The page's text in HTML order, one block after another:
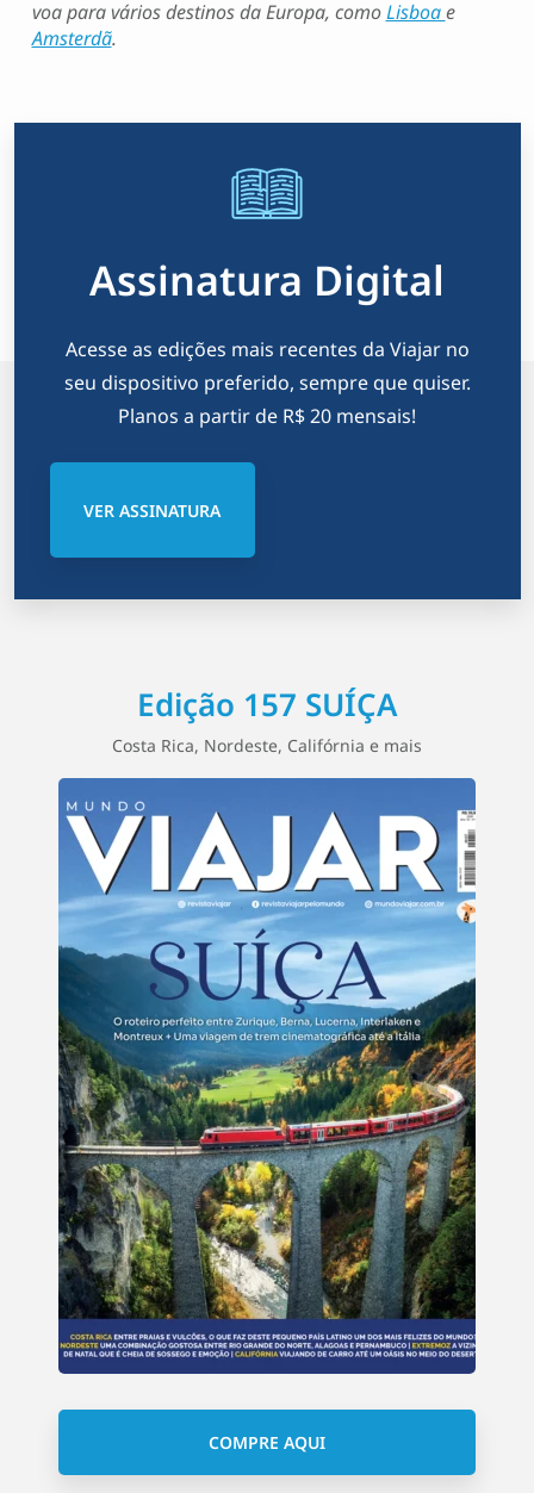
voa para vários destinos da Europa, comoLisboae
Amsterdã.
Assinatura Digital
Acesse as edições mais recentes da Viajar no
seu dispositivo preferido, sempre que quiser.
Planos a partir de R$ 20 mensais!
VER ASSINATURA
Edição 157 SUÍÇA
Costa Rica, Nordeste, Califórnia e mais
COMPRE AQUI